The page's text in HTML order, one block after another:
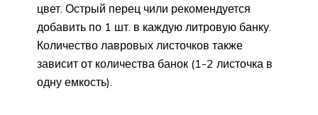
цвет. Острый перец чили рекомендуется
добавить по 1 шт. в каждую литровую банку.
Количество лавровых листочков также
зависит от количества банок (1-2 листочка в
одну емкость).